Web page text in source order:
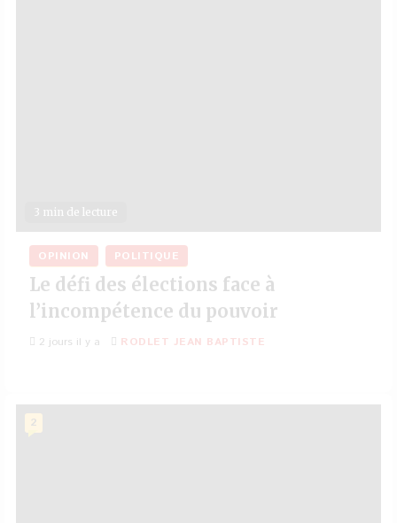
3 min de lecture
OPINION POLITIQUE
Le défi des élections face à
l’incompétence du pouvoir
2 jours il y a RODLET JEAN BAPTISTE
2